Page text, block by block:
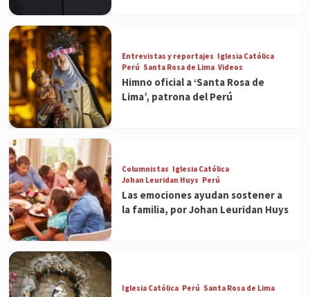
Entrevistas y reportajes Iglesia Católica
Perú Santa Rosa de Lima Videos
Himno oficial a ‘Santa Rosa de
Lima’, patrona del Perú
Columnistas Iglesia Católica
Johan Leuridan Huys Perú
Las emociones ayudan sostener a
la familia, por Johan Leuridan Huys
Iglesia Católica Perú Santa Rosa de Lima